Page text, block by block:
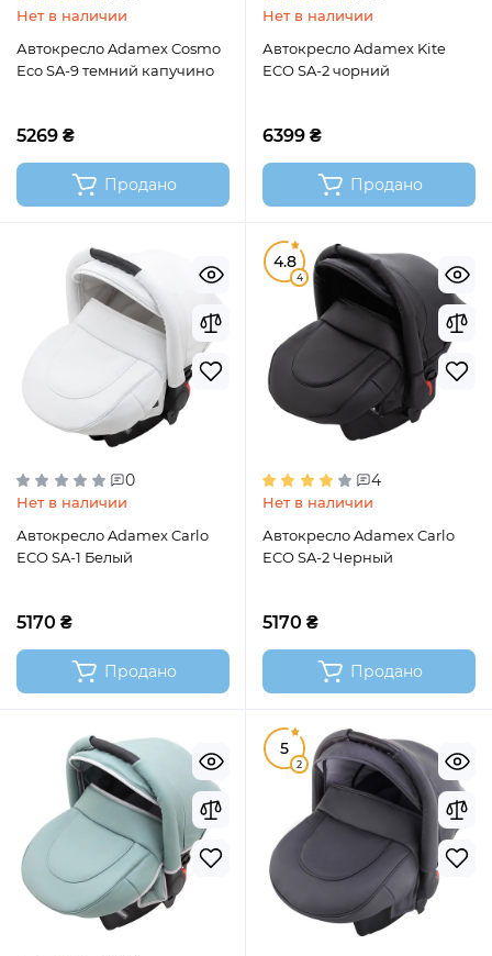
Нет в наличии
Автокресло Adamex Cosmo
Eco SA-9 темний капучино
5269 ₴
Продано
Нет в наличии
Автокресло Adamex Kite
ECO SA-2 чорний
6399 ₴
Продано
0
Нет в наличии
Автокресло Adamex Carlo
ECO SA-1 Белый
5170 ₴
Продано
4.8
4
4
Нет в наличии
Автокресло Adamex Carlo
ECO SA-2 Черный
5170 ₴
Продано
5
2